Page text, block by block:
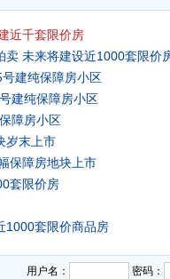
近千套限价房
卖 未来将建设近1000套限价
建纯保障房小区
建纯保障房小区
障房小区
岁末上市
保障房地块上市
套限价房
1000套限价商品房
用户名： 密码：